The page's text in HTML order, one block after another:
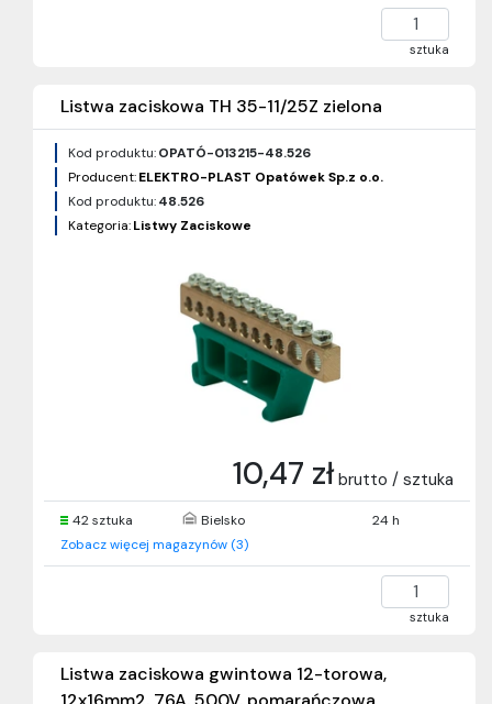
sztuka
Listwa zaciskowa TH 35-11/25Z zielona
Kod produktu:OPATÓ-013215-48.526
Producent:ELEKTRO-PLAST Opatówek Sp.z o.o.
Kod produktu:48.526
Kategoria:Listwy Zaciskowe
10,47 zł brutto / sztuka
42 sztuka Bielsko
24 h
Zobacz więcej magazynów (3)
sztuka
Listwa zaciskowa gwintowa 12-torowa,